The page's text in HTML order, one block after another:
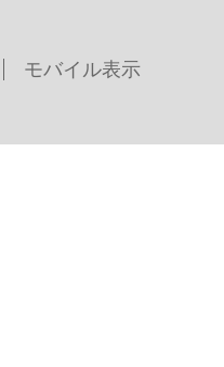
モバイル表示